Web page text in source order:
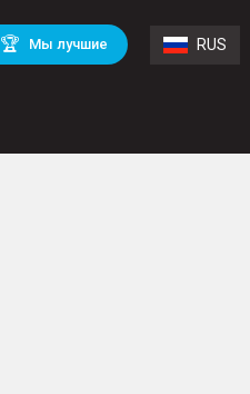
🏆 Мы лучшие RUS
BMW
Mercedes Benz